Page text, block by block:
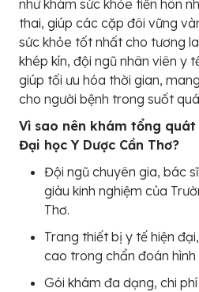
như khám sức khỏe tiền hôn
thai, giúp các cặp đôi vững
sức khỏe tốt nhất cho tương
khép kín, đội ngũ nhân viên y
giúp tối ưu hóa thời gian,
cho người bệnh trong suốt
Vì sao nên khám tổng
Đại học Y Dược Cần Thơ?
Đội ngũ chuyên gia, bác
giàu kinh nghiệm của
Thơ.
Trang thiết bị y tế hiện
cao trong chẩn đoán
Gói khám đa dạng, chi